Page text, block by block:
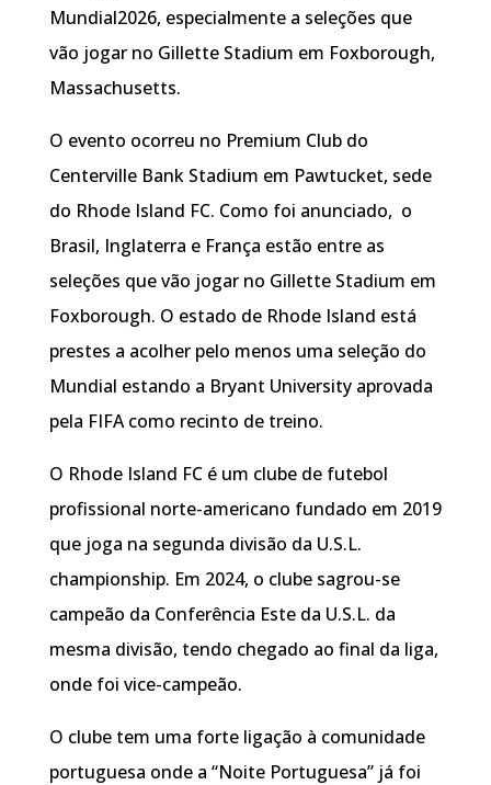
Mundial2026, especialmente a seleções que
vão jogar no Gillette Stadium em Foxborough,
Massachusetts.
O evento ocorreu no Premium Club do
Centerville Bank Stadium em Pawtucket, sede
do Rhode Island FC. Como foi anunciado, o
Brasil, Inglaterra e França estão entre as
seleções que vão jogar no Gillette Stadium em
Foxborough. O estado de Rhode Island está
prestes a acolher pelo menos uma seleção do
Mundial estando a Bryant University aprovada
pela FIFA como recinto de treino.
O Rhode Island FC é um clube de futebol
profissional norte-americano fundado em 2019
que joga na segunda divisão da U.S.L.
championship. Em 2024, o clube sagrou-se
campeão da Conferência Este da U.S.L. da
mesma divisão, tendo chegado ao final da liga,
onde foi vice-campeão.
O clube tem uma forte ligação à comunidade
portuguesa onde a “Noite Portuguesa” já foi